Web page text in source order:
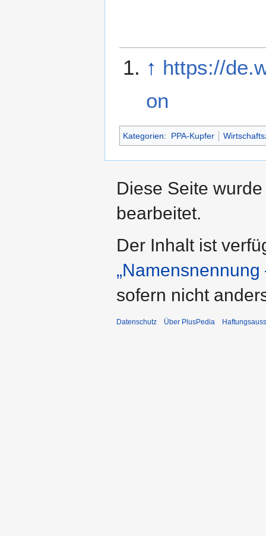
↑ https://
on
Kategorien: PPA-Kupfer
Diese Seite
bearbeitet.
Der Inhalt ist
sofern nicht
Datenschutz Über PlusPedia